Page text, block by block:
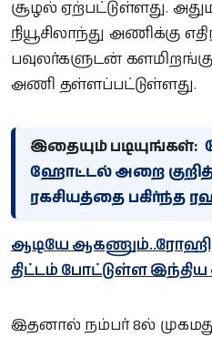
சூழல் ஏற்பட்டுள்ளது.
நியூசிலாந்து அணிக்கு
பவுலர்களுடன்
அணி தள்ளப்பட்டுள்ளது.
இதையும் படியுங்கள்:
ஹோட்டல் அறை
ரகசியத்தை பகிர்ந்த
ஆடியே ஆகணும்..ரோஹித்
திட்டம் போட்டுள்ள
இதனால் நம்பர் 8ல்